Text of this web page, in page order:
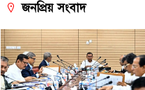
জনপ্রিয় সংবাদ